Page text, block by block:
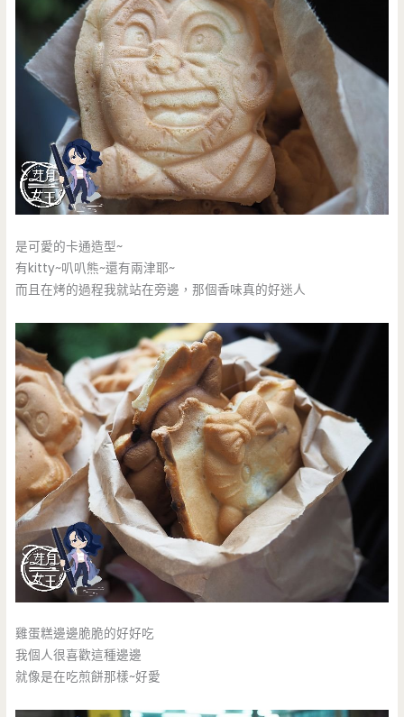
是可愛的卡通造型~
有kitty~叭叭熊~還有兩津耶~
而且在烤的過程我就站在旁邊，那個香味真的好迷人
雞蛋糕邊邊脆脆的好好吃
我個人很喜歡這種邊邊
就像是在吃煎餅那樣~好愛